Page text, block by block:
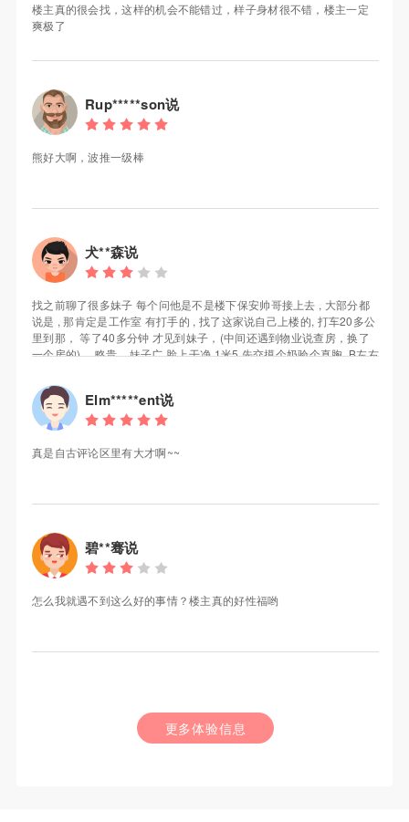
楼主真的很会找，这样的机会不能错过，样子身材很不错，楼主一定
爽极了
Rup*****son说
熊好大啊，波推一级棒
犬**森说
找之前聊了很多妹子 每个问他是不是楼下保安帅哥接上去 , 大部分都
说是 , 那肯定是工作室 有打手的 , 找了这家说自己上楼的, 打车20多公
里到那， 等了40多分钟 才见到妹子，(中间还遇到物业说查房，换了
一个房的) ，略贵... 妹子广 脸上干净 1米5 先交摸个奶验个真胸, B左右
总的怎么说呢 缺点个子不算高，胸不算大，力气一般, 优点水嫩光滑
，比较配合, 还送原味丝袜(不过我用不上) , 对我个人来说值回票价
了， 你们能不能满意 可以参考下
Elm*****ent说
真是自古评论区里有大才啊~~
碧**骞说
怎么我就遇不到这么好的事情？楼主真的好性福哟
更多体验信息